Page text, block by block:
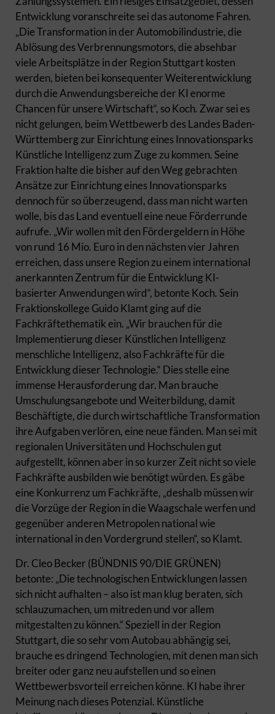
Entwicklung voranschreite sei das autonome Fahren.
„Die Transformation in der Automobilindustrie, die
Ablösung des Verbrennungsmotors, die absehbar
viele Arbeitsplätze in der Region Stuttgart kosten
werden, bieten bei konsequenter Weiterentwicklung
durch die Anwendungsbereiche der KI enorme
Chancen für unsere Wirtschaft“, so Koch. Zwar sei es
nicht gelungen, beim Wettbewerb des Landes Baden-
Württemberg zur Einrichtung eines Innovationsparks
Künstliche Intelligenz zum Zuge zu kommen. Seine
Fraktion halte die bisher auf den Weg gebrachten
Ansätze zur Einrichtung eines Innovationsparks
dennoch für so überzeugend, dass man nicht warten
wolle, bis das Land eventuell eine neue Förderrunde
aufrufe. „Wir wollen mit den Fördergeldern in Höhe
von rund 16 Mio. Euro in den nächsten vier Jahren
erreichen, dass unsere Region zu einem international
anerkannten Zentrum für die Entwicklung KI-
basierter Anwendungen wird“, betonte Koch. Sein
Fraktionskollege Guido Klamt ging auf die
Fachkräftethematik ein. „Wir brauchen für die
Implementierung dieser Künstlichen Intelligenz
menschliche Intelligenz, also Fachkräfte für die
Entwicklung dieser Technologie.“ Dies stelle eine
immense Herausforderung dar. Man brauche
Umschulungsangebote und Weiterbildung, damit
Beschäftigte, die durch wirtschaftliche Transformation
ihre Aufgaben verlören, eine neue fänden. Man sei mit
regionalen Universitäten und Hochschulen gut
aufgestellt, können aber in so kurzer Zeit nicht so viele
Fachkräfte ausbilden wie benötigt würden. Es gäbe
eine Konkurrenz um Fachkräfte, „deshalb müssen wir
die Vorzüge der Region in die Waagschale werfen und
gegenüber anderen Metropolen national wie
international in den Vordergrund stellen“, so Klamt.
Dr. Cleo Becker (BÜNDNIS 90/DIE GRÜNEN)
betonte: „Die technologischen Entwicklungen lassen
sich nicht aufhalten – also ist man klug beraten, sich
schlauzumachen, um mitreden und vor allem
mitgestalten zu können.“ Speziell in der Region
Stuttgart, die so sehr vom Autobau abhängig sei,
brauche es dringend Technologien, mit denen man sich
breiter oder ganz neu aufstellen und so einen
Wettbewerbsvorteil erreichen könne. KI habe ihrer
Meinung nach dieses Potenzial. Künstliche